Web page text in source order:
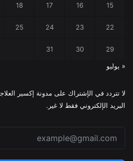
15
16
17
18
22
23
24
25
29
30
31
« يوليو
لا تتردد في الإشتراك على مدونة إكسير
البريد الإلكتروني فقط لا غير.